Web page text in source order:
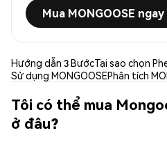
Mua MONGOOSE
Hướng dẫn 3 BướcTại sao chọn
Sử dụng MONGOOSEPhân tích
Tôi có thể mua
ở đâu?